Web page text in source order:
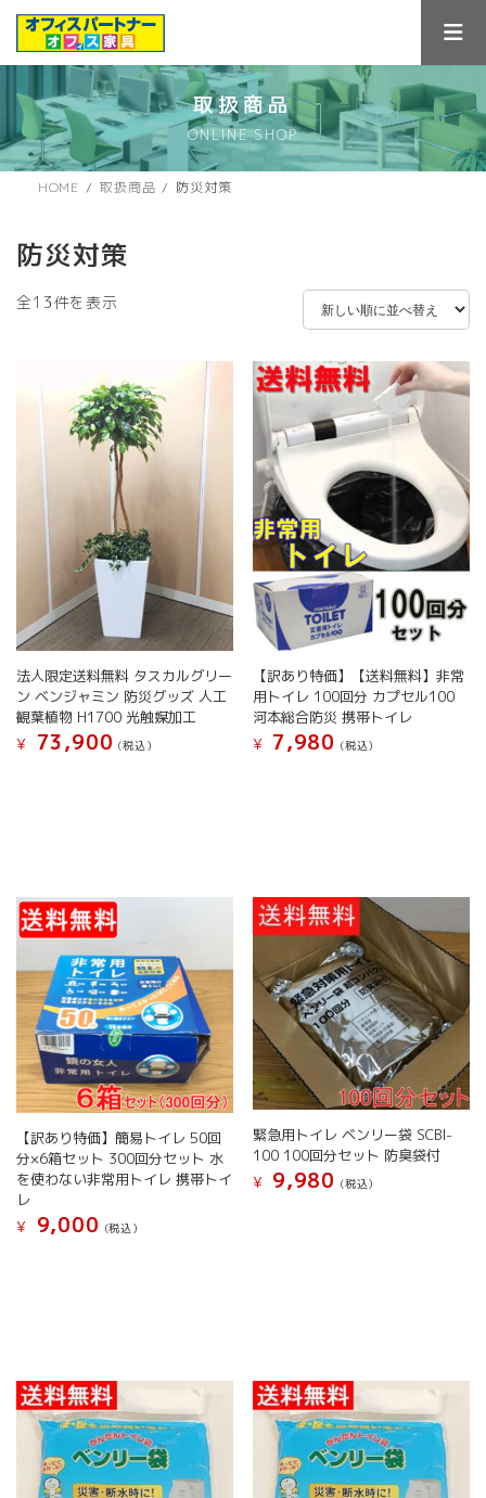
ス
キ
ン
に
取扱商品
ONLINE SHOP
HOME 取扱商品 防災対策
防災対策
全13件を表示
順
法人限定送料無料 タスカルグリー
ン ベンジャミン 防災グッズ 人工
観葉植物 H1700 光触媒加工
¥
73,900 (税込）
複
数
バ
リ
ー
シ
ョ
ン
が
あ
り
ま
す。
オ
品
ペ
【訳あり特価】【送料無料】非常
用トイレ 100回分 カプセル100
河本総合防災 携帯トイレ
¥
7,980 (税込）
【訳あり特価】簡易トイレ 50回
分×6箱セット 300回分セット 水
を使わない非常用トイレ 携帯トイ
レ
¥
9,000 (税込）
緊急用トイレ ベンリー袋 SCBI-
100 100回分セット 防臭袋付
¥
9,980 (税込）